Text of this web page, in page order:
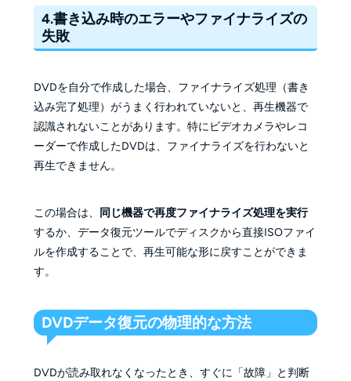
4.書き込み時のエラーやファイナライズの
失敗
DVDを自分で作成した場合、ファイナライズ処理（書き
込み完了処理）がうまく行われていないと、再生機器で
認識されないことがあります。特にビデオカメラやレコ
ーダーで作成したDVDは、ファイナライズを行わないと
再生できません。
この場合は、
同じ機器で再度ファイナライズ処理を実行
するか、データ復元ツールでディスクから直接ISOファイ
ルを作成することで、再生可能な形に戻すことができま
す。
DVDデータ復元の物理的な方法
DVDが読み取れなくなったとき、すぐに「故障」と判断